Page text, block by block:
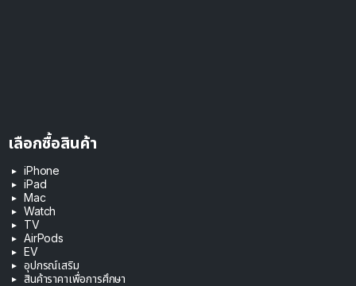
เลือกซื้อสินค้า
iPhone
iPad
Mac
Watch
TV
AirPods
EV
อุปกรณ์เสริม
สินค้าราคาเพื่อการศึกษา